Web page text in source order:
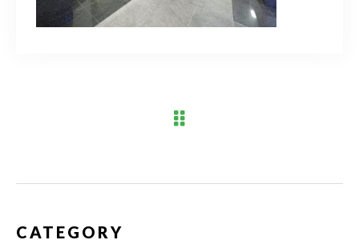
CATEGORY
03-6909-2648
お問い合わせはこちら